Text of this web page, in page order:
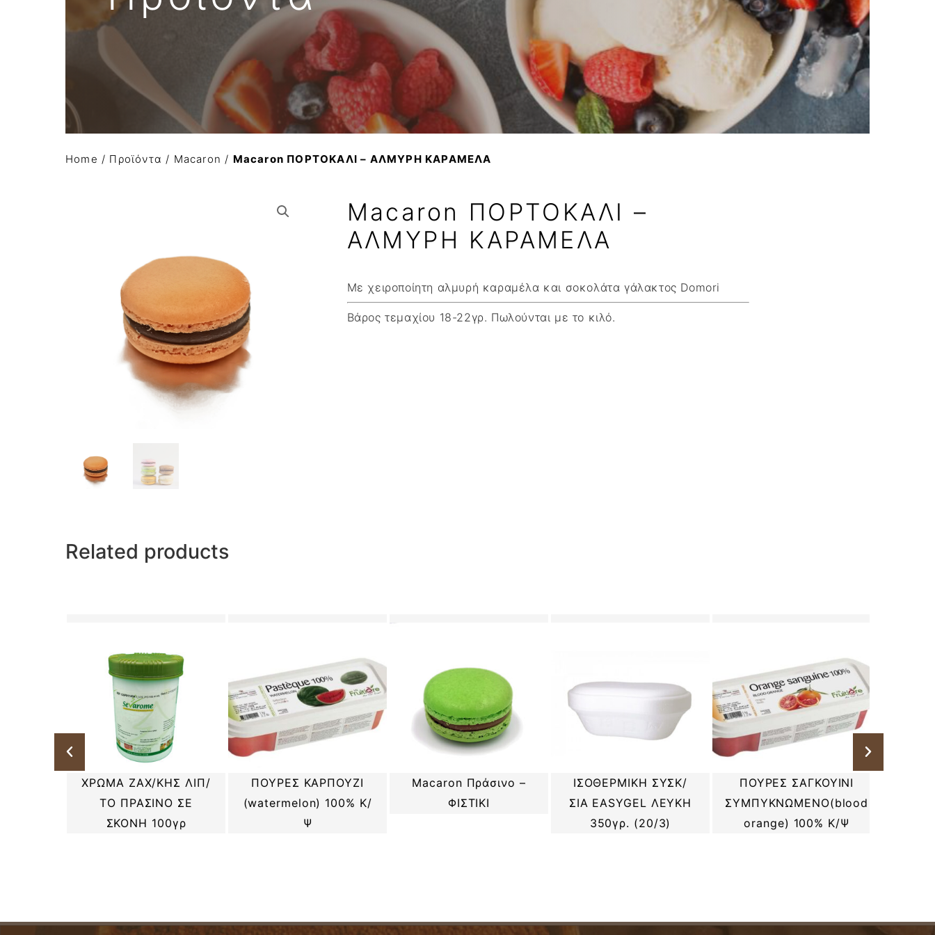
Βούτυρο αγελαδινό
Βούτυρο πρόβειο-γίδινο
Γιαούρτι
Τυρί κρέμα
Φυτική Κρέμα
ΚΟΚΚΟΙ ΚΑΚΑΟ
Βούτυρο κακάο
Απομιμήσεις σοκολάτας
Α Ύλες Παγωτού
Variegato
Σιρόπια
Προϊόντα κάστανου
Φρούτα σε σιρόπι-confit φρούτων AGRIMONTANA
Κατεψυγμένα φρούτα και πουρέ φρούτων
Home / Προϊόντα / Macaron / Macaron ΠΟΡΤΟΚΑΛΙ – ΑΛΜΥΡΗ ΚΑΡΑΜΕΛΑ
Macaron ΠΟΡΤΟΚΑΛΙ –
ΑΛΜΥΡΗ ΚΑΡΑΜΕΛΑ
Με χειροποίητη αλμυρή καραμέλα και σοκολάτα γάλακτος Domori
Βάρος τεμαχίου 18-22γρ. Πωλούνται με το κιλό.
Related products
ΧΡΩΜΑ ΖΑΧ/ΚΗΣ ΛΙΠ/
ΤΟ ΠΡΑΣΙΝΟ ΣΕ
ΣΚΟΝΗ 100γρ
ΠΟΥΡΕΣ ΚΑΡΠΟΥΖΙ
(watermelon) 100% Κ/
Ψ
Macaron Πράσινο –
ΦΙΣΤΙΚΙ
ΙΣΟΘΕΡΜΙΚΗ ΣΥΣΚ/
ΣΙΑ EASYGEL ΛΕΥΚΗ
350γρ. (20/3)
ΠΟΥΡΕΣ ΣΑΓΚΟΥΙΝΙ
ΣΥΜΠΥΚΝΩΜΕΝΟ(blood
orange) 100% Κ/Ψ